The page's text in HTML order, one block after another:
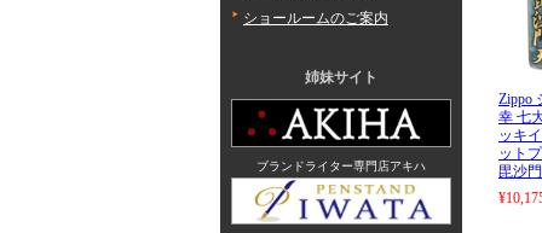
Zippo
幸 七
ッキ
ット
毘沙
ショールームのご案内
姉妹サイト
ブランドライター専門店アキハ